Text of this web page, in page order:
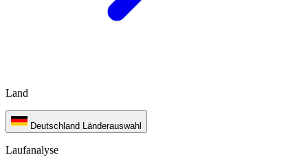
Land
Deutschland Länderauswahl
Laufanalyse